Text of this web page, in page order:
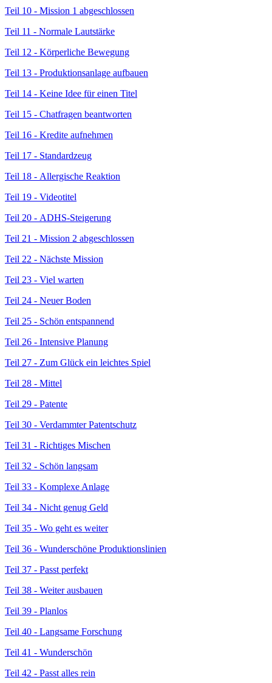
Teil 10 - Mission 1 abgeschlossen
Teil 11 - Normale Lautstärke
Teil 12 - Körperliche Bewegung
Teil 13 - Produktionsanlage aufbauen
Teil 14 - Keine Idee für einen Titel
Teil 15 - Chatfragen beantworten
Teil 16 - Kredite aufnehmen
Teil 17 - Standardzeug
Teil 18 - Allergische Reaktion
Teil 19 - Videotitel
Teil 20 - ADHS-Steigerung
Teil 21 - Mission 2 abgeschlossen
Teil 22 - Nächste Mission
Teil 23 - Viel warten
Teil 24 - Neuer Boden
Teil 25 - Schön entspannend
Teil 26 - Intensive Planung
Teil 27 - Zum Glück ein leichtes Spiel
Teil 28 - Mittel
Teil 29 - Patente
Teil 30 - Verdammter Patentschutz
Teil 31 - Richtiges Mischen
Teil 32 - Schön langsam
Teil 33 - Komplexe Anlage
Teil 34 - Nicht genug Geld
Teil 35 - Wo geht es weiter
Teil 36 - Wunderschöne Produktionslinien
Teil 37 - Passt perfekt
Teil 38 - Weiter ausbauen
Teil 39 - Planlos
Teil 40 - Langsame Forschung
Teil 41 - Wunderschön
Teil 42 - Passt alles rein